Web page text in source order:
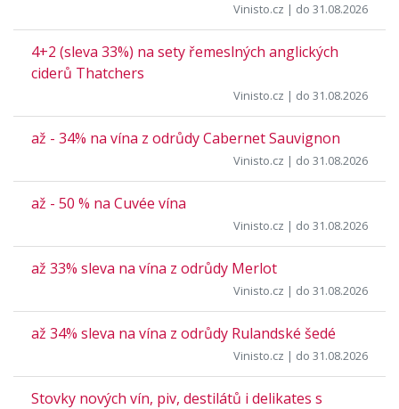
Vinisto.cz | do 31.08.2026
4+2 (sleva 33%) na sety řemeslných anglických
ciderů Thatchers
Vinisto.cz | do 31.08.2026
až - 34% na vína z odrůdy Cabernet Sauvignon
Vinisto.cz | do 31.08.2026
až - 50 % na Cuvée vína
Vinisto.cz | do 31.08.2026
až 33% sleva na vína z odrůdy Merlot
Vinisto.cz | do 31.08.2026
až 34% sleva na vína z odrůdy Rulandské šedé
Vinisto.cz | do 31.08.2026
Stovky nových vín, piv, destilátů i delikates s